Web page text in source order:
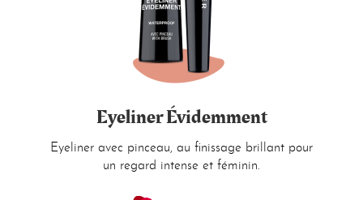
Eyeliner Évidemment
Eyeliner avec pinceau, au finissage brillant pour
un regard intense et féminin.